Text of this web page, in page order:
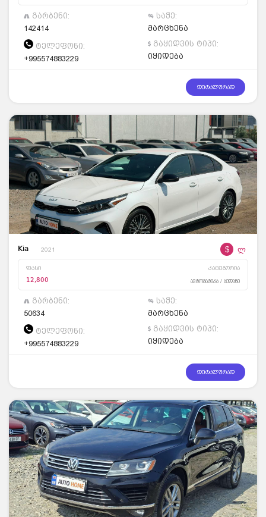
გარბენი:
142414
საჭე:
მარცხენა
ტელეფონი:
+995574883229
გაყიდვის ტიპი:
იყიდება
დეტალურად
Kia 2021 $ ლ
ფასი კატეგორია
12,800 ავტომატიკა / სედანი
გარბენი:
50634
საჭე:
მარცხენა
ტელეფონი:
+995574883229
გაყიდვის ტიპი:
იყიდება
დეტალურად